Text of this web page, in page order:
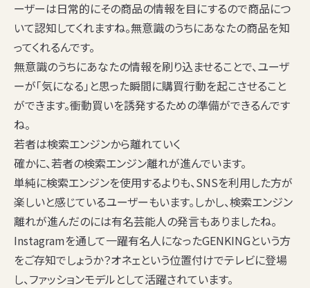
ーザーは日常的にその商品の情報を目にするので商品につ
いて認知してくれますね。無意識のうちにあなたの商品を知
ってくれるんです。
無意識のうちにあなたの情報を刷り込ませることで、ユーザ
ーが「気になる」と思った瞬間に購買行動を起こさせること
ができます。衝動買いを誘発するための準備ができるんです
ね。
若者は検索エンジンから離れていく
確かに、若者の検索エンジン離れが進んでいます。
単純に検索エンジンを使用するよりも、SNSを利用した方が
楽しいと感じているユーザーもいます。しかし、検索エンジン
離れが進んだのには有名芸能人の発言もありましたね。
Instagramを通して一躍有名人になったGENKINGという方
をご存知でしょうか？オネェという位置付けでテレビに登場
し、ファッションモデルとして活躍されています。